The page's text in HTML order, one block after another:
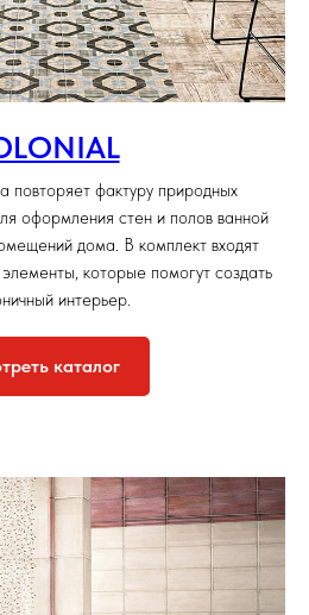
повторяет фактуру природных
оформления стен и полов ванной
дома. В комплект входят
которые помогут создать
интерьер.
каталог